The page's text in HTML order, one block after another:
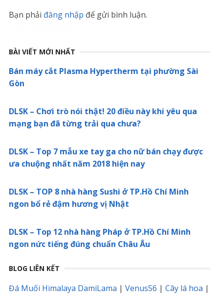
Bạn phải đăng nhập để gửi bình luận.
BÀI VIẾT MỚI NHẤT
Bán máy cắt Plasma Hypertherm tại phường Sài
Gòn
DLSK – Chơi trò nói thật! 20 điều này khi yêu qua
mạng bạn đã từng trải qua chưa?
DLSK – Top 7 mẫu xe tay ga cho nữ bán chạy được
ưa chuộng nhất năm 2018 hiện nay
DLSK – TOP 8 nhà hàng Sushi ở TP.Hồ Chí Minh
ngon bổ rẻ đậm hương vị Nhật
DLSK – Top 12 nhà hàng Pháp ở TP.Hồ Chí Minh
ngon nức tiếng đúng chuẩn Châu Âu
BLOG LIÊN KẾT
Đá Muối Himalaya DamiLama | Venus56 | Cây lá hoa |